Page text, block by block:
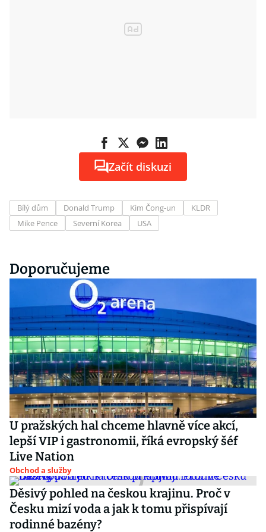
Začít diskuzi
Bílý dům Donald Trump Kim Čong-un
KLDR
Mike Pence
Severní Korea USA
Doporučujeme
U pražských hal chceme hlavně více akcí,
lepší VIP i gastronomii, říká evropský šéf
Live Nation
Obchod a služby
Děsivý pohled na českou krajinu. Proč v
Česku mizí voda a jak k tomu přispívají
rodinné bazény?